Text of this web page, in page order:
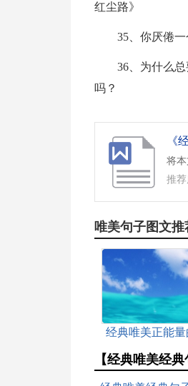
红尘路》
35、你厌倦
36、为什么
吗？
《
将
推荐
唯美句子图文推
经典唯美正能量
【经典唯美经